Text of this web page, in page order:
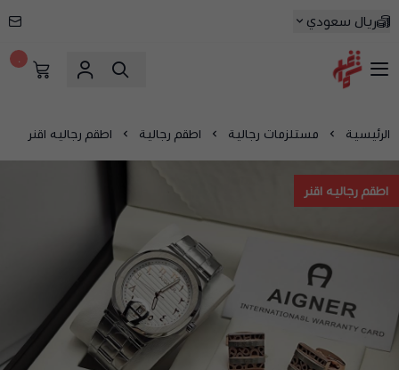
ريال سعودي
شماغ شوب | أفضل متجر شماغ في السعودية
الرئيسية مستلزمات رجالية اطقم رجالية اطقم رجاليه اقنر
اطقم رجاليه اقنر